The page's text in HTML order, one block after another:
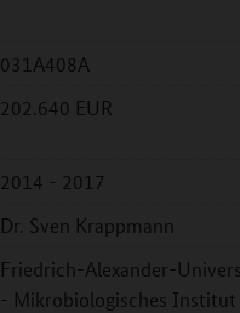
031A408A
202.640 EUR
2014 - 2017
Dr. Sven Krappmann
Friedrich-Alexander-
- Mikrobiologisches